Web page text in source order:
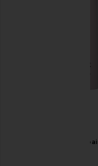
OUAI Bond